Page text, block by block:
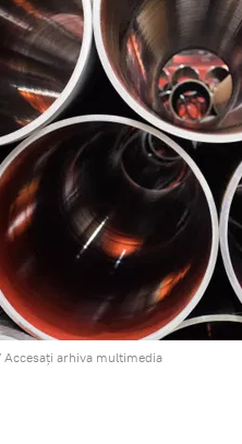
Accesați arhiva multimedia